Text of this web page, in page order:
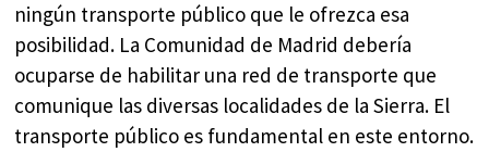
ningún transporte público que le ofrezca esa
posibilidad. La Comunidad de Madrid debería
ocuparse de habilitar una red de transporte que
comunique las diversas localidades de la Sierra. El
transporte público es fundamental en este entorno.